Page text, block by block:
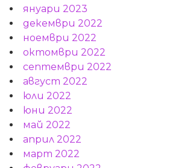
януари 2023
декември 2022
ноември 2022
октомври 2022
септември 2022
август 2022
юли 2022
юни 2022
май 2022
април 2022
март 2022